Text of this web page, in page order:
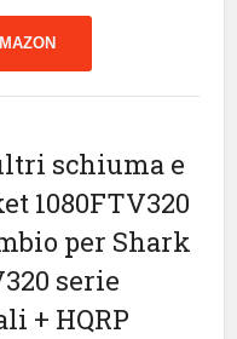
schiuma e
1080FTV320
per Shark
serie
+ HQRP